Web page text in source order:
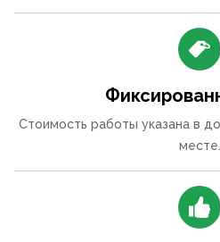
Стоимость работы указана в
месте.